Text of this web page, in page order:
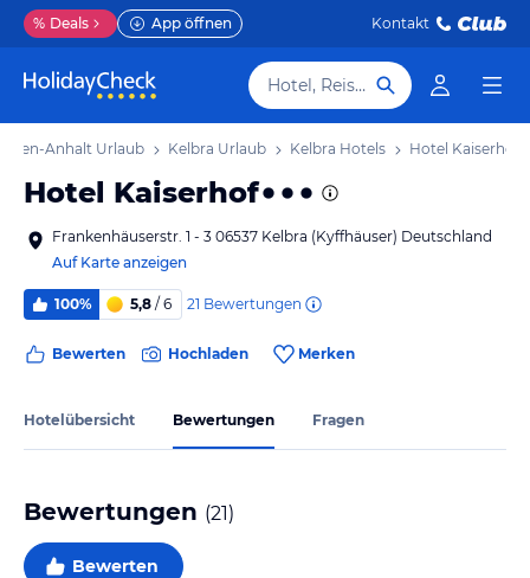
% Deals App öffnen Kontakt
Hotel, Reiseziel
Anhalt Urlaub Kelbra Urlaub Kelbra Hotels Hotel Kaiserhof
Hotel Kaiserhof
Frankenhäuserstr. 1 - 3 06537 Kelbra (Kyffhäuser) Deutschland
Auf Karte anzeigen
100% 5,8 / 6 21 Bewertungen
Bewerten Hochladen Merken
Hotelübersicht Bewertungen Fragen
Bewertungen (21)
Bewerten